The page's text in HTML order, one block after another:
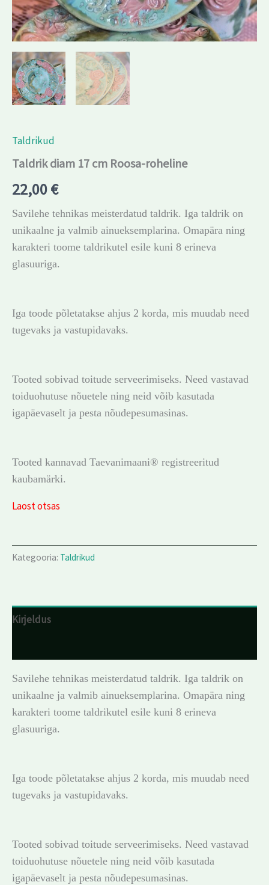
Taldrikud
Taldrik diam 17 cm Roosa-roheline
22,00€
Savilehe tehnikas meisterdatud taldrik. Iga taldrik on
unikaalne ja valmib ainueksemplarina. Omapära ning
karakteri toome taldrikutel esile kuni 8 erineva
glasuuriga.
Iga toode põletatakse ahjus 2 korda, mis muudab need
tugevaks ja vastupidavaks.
Tooted sobivad toitude serveerimiseks. Need vastavad
toiduohutuse nõuetele ning neid võib kasutada
igapäevaselt ja pesta nõudepesumasinas.
Tooted kannavad Taevanimaani® registreeritud
kaubamärki.
Laost otsas
Kategooria: Taldrikud
Kirjeldus
Savilehe tehnikas meisterdatud taldrik. Iga taldrik on
unikaalne ja valmib ainueksemplarina. Omapära ning
karakteri toome taldrikutel esile kuni 8 erineva
glasuuriga.
Iga toode põletatakse ahjus 2 korda, mis muudab need
tugevaks ja vastupidavaks.
Tooted sobivad toitude serveerimiseks. Need vastavad
toiduohutuse nõuetele ning neid võib kasutada
igapäevaselt ja pesta nõudepesumasinas.